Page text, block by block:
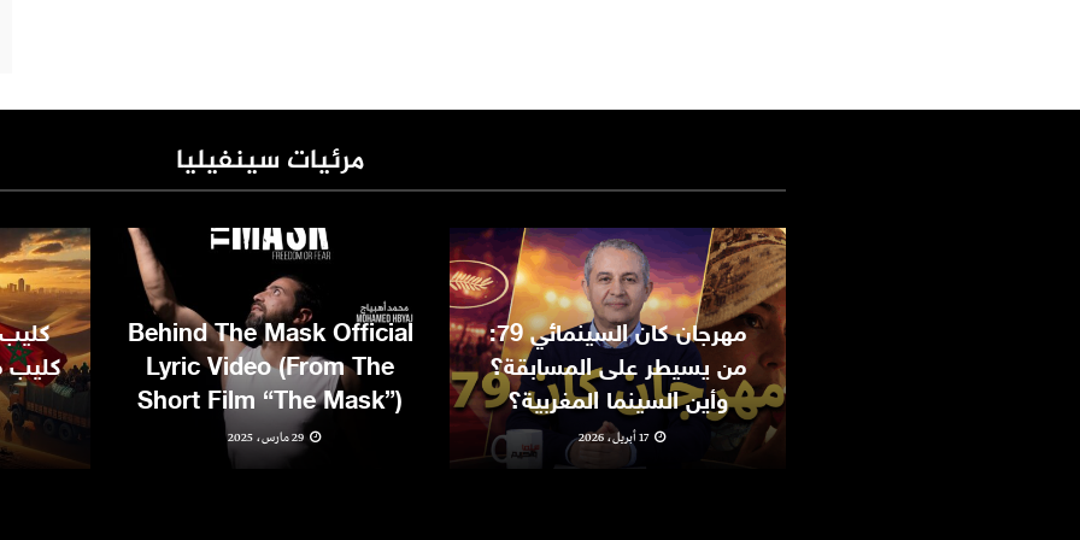
مرئيات سينفيليا
مهرجان كان السينمائي 79:
من يسيطر على المسابقة؟
وأين السينما المغربية؟
17 أبريل، 2026
Behind The Mask Official
Lyric Video (From The
Short Film “The Mask”)
29 مارس، 2025
كليب